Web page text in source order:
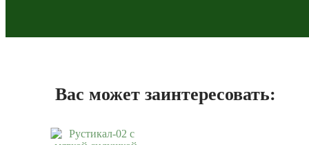
Вас может заинтересовать: